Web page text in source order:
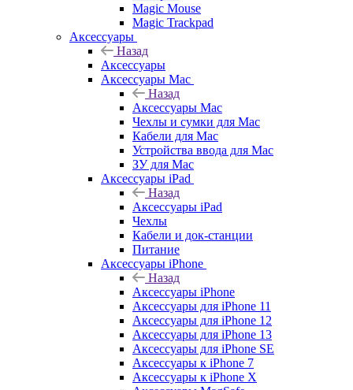
Magic Mouse
Magic Trackpad
Аксессуары
Назад
Аксессуары
Аксессуары Mac
Назад
Аксессуары Mac
Чехлы и сумки для Mac
Кабели для Mac
Устройства ввода для Mac
ЗУ для Mac
Аксессуары iPad
Назад
Аксессуары iPad
Чехлы
Кабели и док-станции
Питание
Аксессуары iPhone
Назад
Аксессуары iPhone
Аксессуары для iPhone 11
Аксессуары для iPhone 12
Аксессуары для iPhone 13
Аксессуары для iPhone SE
Аксессуары к iPhone 7
Аксессуары к iPhone X